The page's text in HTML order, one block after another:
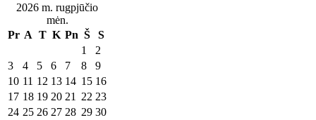
2026 m. rugpjūčio
mėn.
Pr A T K Pn Š
S
1
2
3
4 5 6 7 8
9
10 11 12 13 14 15 16
17 18 19 20 21 22 23
24 25 26 27 28 29 30